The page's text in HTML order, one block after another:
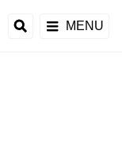
MENU